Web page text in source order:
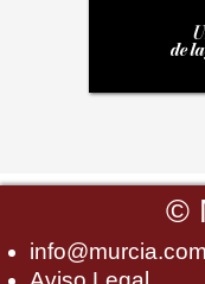
©
info@murcia.com